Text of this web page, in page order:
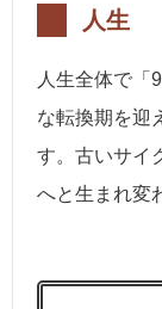
人生
人生全体で「
な転換期を迎
す。古いサイ
へと生まれ変